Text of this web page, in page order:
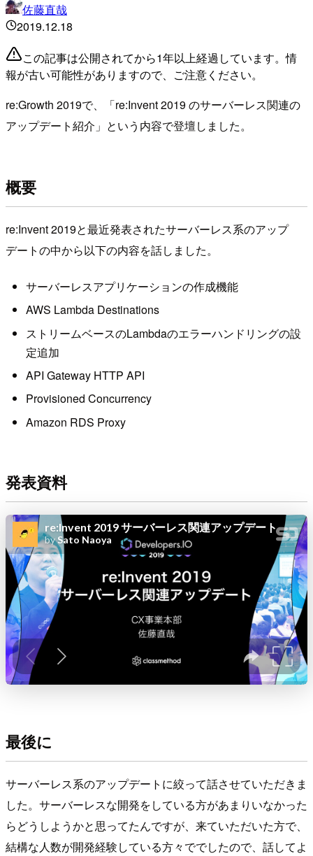
佐藤直哉
2019.12.18
この記事は公開されてから1年以上経過しています。情
報が古い可能性がありますので、ご注意ください。
re:Growth 2019で、「re:Invent 2019 のサーバーレス関連の
アップデート紹介」という内容で登壇しました。
概要
re:Invent 2019と最近発表されたサーバーレス系のアップ
デートの中から以下の内容を話しました。
サーバーレスアプリケーションの作成機能
AWS Lambda Destinations
ストリームベースのLambdaのエラーハンドリングの設
定追加
API Gateway HTTP API
Provisioned Concurrency
Amazon RDS Proxy
発表資料
最後に
サーバーレス系のアップデートに絞って話させていただきま
した。サーバーレスな開発をしている方があまりいなかった
らどうしようかと思ってたんですが、来ていただいた方で、
結構な人数が開発経験している方々ででしたので、話してよ